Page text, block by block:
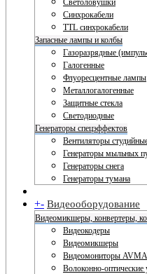
Светоловушки
Синхрокабели
TTL синхрокабели
Запасные лампы и колбы
Газоразрядные
Галогенные
Флуоресцентные лампы
Металлогалогенные
Защитные стекла
Светодиодные
Генераторы спецэффектов
Вентиляторы
Генераторы мыльных
Генераторы снега
Генераторы тумана
+- Видеооборудование
Видеомикшеры, конвертеры,
Видеокодеры
Видеомикшеры
Видеомониторы
Волоконно-оптические